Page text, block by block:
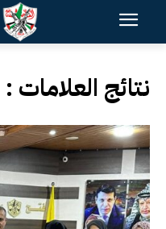
نتائج العلامات :